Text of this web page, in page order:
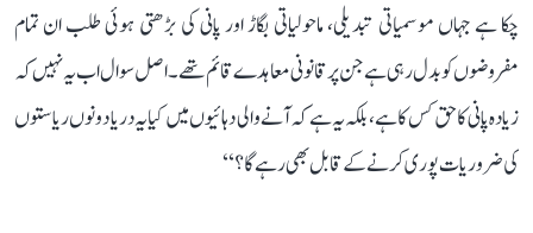
چکا ہے جہاں موسمیاتی تبدیلی، ماحولیاتی بگاڑ اور پانی کی بڑھتی ہوئی طلب ان تمام
مفروضوں کو بدل رہی ہے جن پر قانونی معاہدے قائم تھے۔ اصل سوال اب یہ نہیں کہ
زیادہ پانی کا حق کس کا ہے، بلکہ یہ ہے کہ آنے والی دہائیوں میں کیا یہ دریا دونوں ریاستوں
کی ضروریات پوری کرنے کے قابل بھی رہے گا؟‘‘